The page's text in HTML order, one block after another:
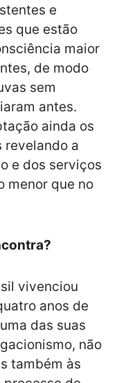
e
que estão
maior
de modo
sem
antes.
ainda os
revelando a
e dos serviços
menor que no
vivenciou
anos de
das suas
não
também às